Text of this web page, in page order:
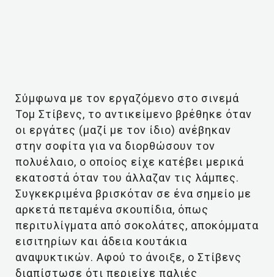
Σύμφωνα με τον εργαζόμενο στο σινεμά
Τομ Στίβενς, το αντικείμενο βρέθηκε όταν
οι εργάτες (μαζί με τον ίδιο) ανέβηκαν
στην σοφίτα για να διορθώσουν τον
πολυέλαιο, ο οποίος είχε κατέβει μερικά
εκατοστά όταν του άλλαζαν τις λάμπες.
Συγκεκριμένα βρισκόταν σε ένα σημείο με
αρκετά πεταμένα σκουπίδια, όπως
περιτυλίγματα από σοκολάτες, αποκόμματα
εισιτηρίων και άδεια κουτάκια
αναψυκτικών. Αφού το άνοιξε, ο Στίβενς
διαπίστωσε ότι περιείχε παλιές